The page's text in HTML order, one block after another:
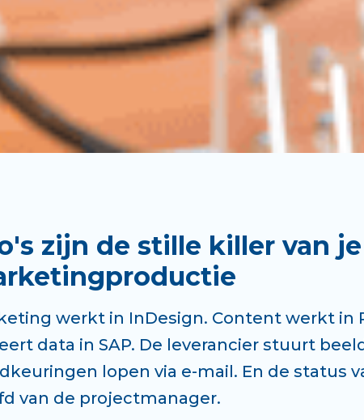
zijn de stille killer van je
werkt in InDesign. Content werkt
data in SAP. De leverancier stuurt
lopen via e-mail. En de status
van de projectmanager.